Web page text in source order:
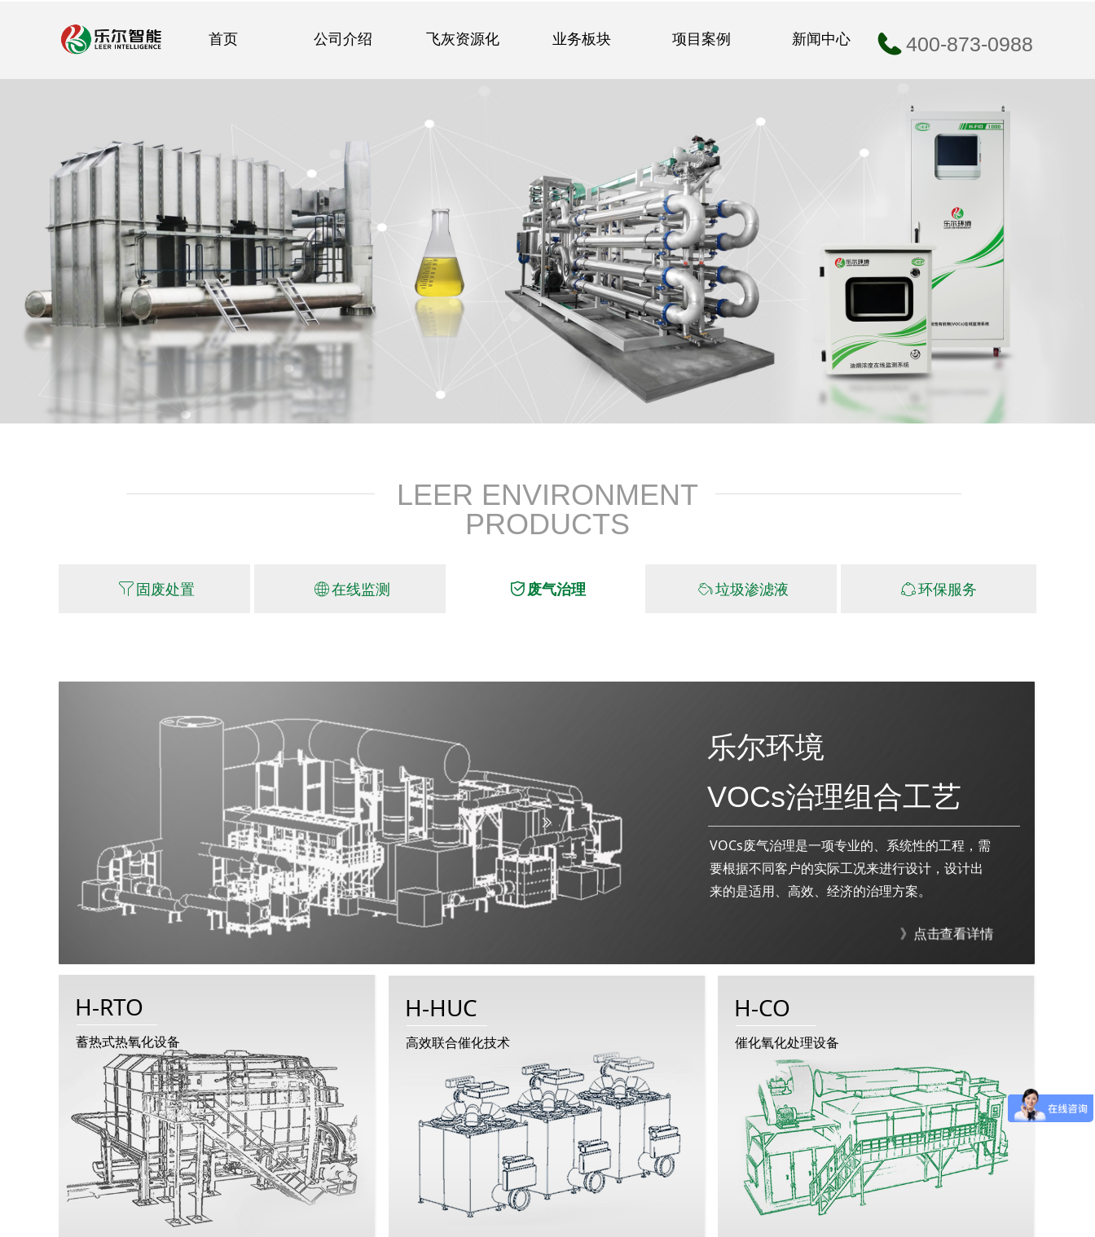
首页 公司介绍 飞灰资源化 业务板块 项目案例 新闻中心 400-873-0988
LEER ENVIRONMENT
PRODUCTS
VOCs废气治理是一项专业的、系统性的工程，需
要根据不同客户的实际工况来进行设计，设计出
来的是适用、高效、经济的治理方案。
ꅀ
》点击查看详情
乐尔环境
VOCs治理组合工艺
海乐尔
VOCs治理组合工艺
H-RTO
蓄热式热氧化设备
蓄热式热氧化设备
H-CO
催化氧化处理设备
催化氧化处理设备
H-HUC
高效联合催化技术
高效联合催化技术
ꁒ 固废处置 ꄓ在线监测 ꀳ 废气治理 ꄂ垃圾渗滤液 ꁢ环保服务